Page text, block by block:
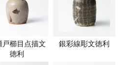
戸櫛目点描文
徳利
銀彩線彫文徳利